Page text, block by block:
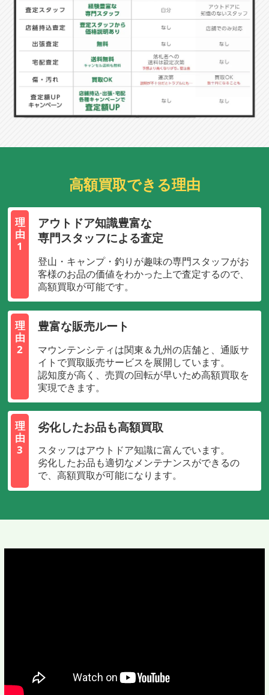
高額買取できる理由
理
由
1
アウトドア知識豊富な
専門スタッフによる査定
登山・キャンプ・釣りが趣味の専門スタッフがお
客様のお品の価値をわかった上で査定するので、
高額買取が可能です。
理
由
2
豊富な販売ルート
マウンテンシティは関東＆九州の店舗と、通販サ
イトで買取販売サービスを展開しています。
認知度が高く、売買の回転が早いため高額買取を
実現できます。
理
由
3
劣化したお品も高額買取
スタッフはアウトドア知識に富んでいます。
劣化したお品も適切なメンテナンスができるの
で、高額買取が可能になります。